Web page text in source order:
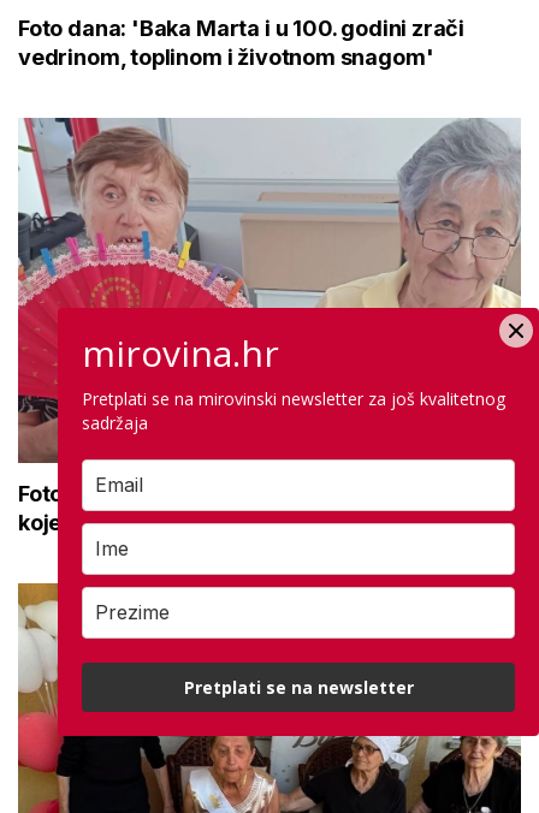
Foto dana: 'Baka Marta i u 100. godini zrači
vedrinom, toplinom i životnom snagom'
Foto dana: Umirovljenici ručno dekorirali lepeze
koje će ih 'čuvati' od vrućina
mirovina.hr
Pretplati se na mirovinski newsletter za još kvalitetnog
sadržaja
Pretplati se na newsletter